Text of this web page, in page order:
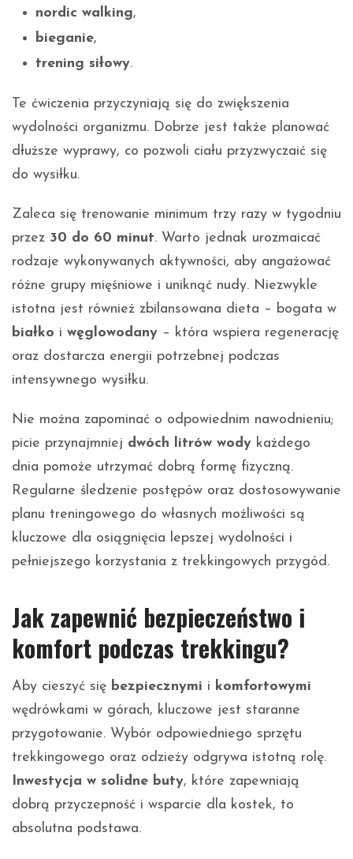
nordic walking,
bieganie,
trening siłowy.
Te ćwiczenia przyczyniają się do zwiększenia
wydolności organizmu. Dobrze jest także planować
dłuższe wyprawy, co pozwoli ciału przyzwyczaić się
do wysiłku.
Zaleca się trenowanie minimum trzy razy w tygodniu
przez 30 do 60 minut. Warto jednak urozmaicać
rodzaje wykonywanych aktywności, aby angażować
różne grupy mięśniowe i uniknąć nudy. Niezwykle
istotna jest również zbilansowana dieta – bogata w
białko i węglowodany – która wspiera regenerację
oraz dostarcza energii potrzebnej podczas
intensywnego wysiłku.
Nie można zapominać o odpowiednim nawodnieniu;
picie przynajmniej dwóch litrów wody każdego
dnia pomoże utrzymać dobrą formę fizyczną.
Regularne śledzenie postępów oraz dostosowywanie
planu treningowego do własnych możliwości są
kluczowe dla osiągnięcia lepszej wydolności i
pełniejszego korzystania z trekkingowych przygód.
Jak zapewnić bezpieczeństwo i
komfort podczas trekkingu?
Aby cieszyć się bezpiecznymi i komfortowymi
wędrówkami w górach, kluczowe jest staranne
przygotowanie. Wybór odpowiedniego sprzętu
trekkingowego oraz odzieży odgrywa istotną rolę.
Inwestycja w solidne buty, które zapewniają
dobrą przyczepność i wsparcie dla kostek, to
absolutna podstawa.